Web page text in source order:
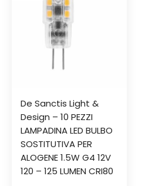
De Sanctis Light &
Design – 10 PEZZI
LAMPADINA LED BULBO
SOSTITUTIVA PER
ALOGENE 1.5W G4 12V
120 – 125 LUMEN CRI80